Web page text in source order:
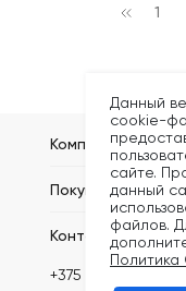
1
Компания
Покупателям
Контакты
+375 (44) 749-20-73
Данный
cookie-
сайте.
данный
файлов.
Политика